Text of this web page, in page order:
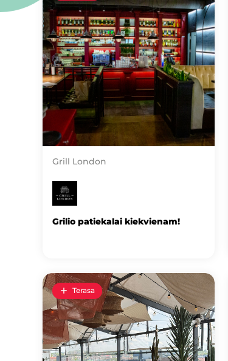
Grill London
Grilio patiekalai kiekvienam!
Terasa